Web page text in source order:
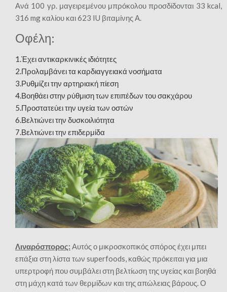
Ανά 100 γρ. μαγειρεμένου μπρόκολου προσδίδονται 33 kcal,
316 mg καλίου και 623 IU βιταμίνης Α.
Οφέλη:
1.Έχει αντικαρκινικές ιδιότητες
2.Προλαμβάνει τα καρδιαγγειακά νοσήματα
3.Ρυθμίζει την αρτηριακή πίεση
4.Βοηθάει στην ρύθμιση των επιπέδων του σακχάρου
5.Προστατεύει την υγεία των οστών
6.Βελτιώνει την δυσκοιλιότητα
7.Βελτιώνει την επιδερμίδα
Λιναρόσπορος: Αυτός ο μικροσκοπικός σπόρος έχει μπει
επάξια στη λίστα των superfoods, καθώς πρόκειται για μια
υπερτροφή που συμβάλει στη βελτίωση της υγείας και βοηθά
στη μάχη κατά των θερμίδων και της απώλειας βάρους. Ο